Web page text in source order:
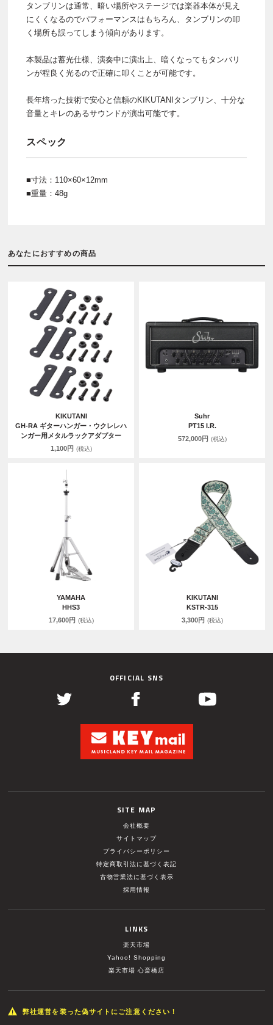
タンブリンは通常、暗い場所やステージでは楽器本体が見え
にくくなるのでパフォーマンスはもちろん、タンブリンの叩
く場所も誤ってしまう傾向があります。
本製品は蓄光仕様、演奏中に演出上、暗くなってもタンバリ
ンが程良く光るので正確に叩くことが可能です。
長年培った技術で安心と信頼のKIKUTANIタンブリン、十分な
音量とキレのあるサウンドが演出可能です。
スペック
■寸法：110×60×12mm
■重量：48g
あなたにおすすめの商品
KIKUTANI
GH-RA ギターハンガー・ウクレレハ
ンガー用メタルラックアダプター
1,100円 (税込)
Suhr
PT15 I.R.
572,000円 (税込)
YAMAHA
HHS3
17,600円 (税込)
KIKUTANI
KSTR-315
3,300円 (税込)
OFFICIAL SNS
SITE MAP
会社概要
サイトマップ
プライバシーポリシー
特定商取引法に基づく表記
古物営業法に基づく表示
採用情報
LINKS
楽天市場
Yahoo! Shopping
楽天市場 心斎橋店
弊社運営を装った偽サイトにご注意ください！